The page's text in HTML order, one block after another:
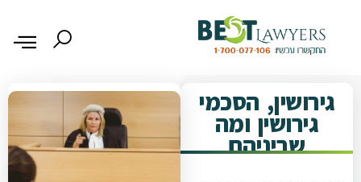
גירושין, הסכמי
גירושין ומה
שביניהם